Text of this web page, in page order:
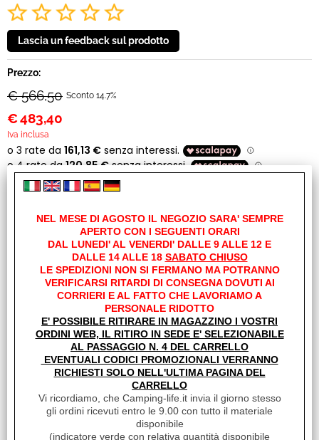
Prezzo:
€ 566,50 Sconto 14.7%
€483,40
Iva inclusa
Spese di trasporto:
Iva inclusa
Maggiori dettagli
DOMETIC NDS
Sc.Camperisti Italiani Premium:
Sc. Club Convenzionati:
NEL MESE DI AGOSTO IL NEGOZIO SARA' SEMPRE
APERTO CON I SEGUENTI ORARI
DAL LUNEDI' AL VENERDI' DALLE 9 ALLE 12 E
DALLE 14 ALLE 18 SABATO CHIUSO
LE SPEDIZIONI NON SI FERMANO MA POTRANNO
VERIFICARSI RITARDI DI CONSEGNA DOVUTI AI
CORRIERI E AL FATTO CHE LAVORIAMO A
PERSONALE RIDOTTO
E' POSSIBILE RITIRARE IN MAGAZZINO I VOSTRI
ORDINI WEB, IL RITIRO IN SEDE E' SELEZIONABILE
AL PASSAGGIO N. 4 DEL CARRELLO
EVENTUALI CODICI PROMOZIONALI VERRANNO
RICHIESTI SOLO NELL'ULTIMA PAGINA DEL
CARRELLO
Vi ricordiamo, che Camping-life.it invia il giorno stesso
gli ordini ricevuti entro le 9.00 con tutto il materiale
disponibile
(indicatore verde con relativa quantità disponibile